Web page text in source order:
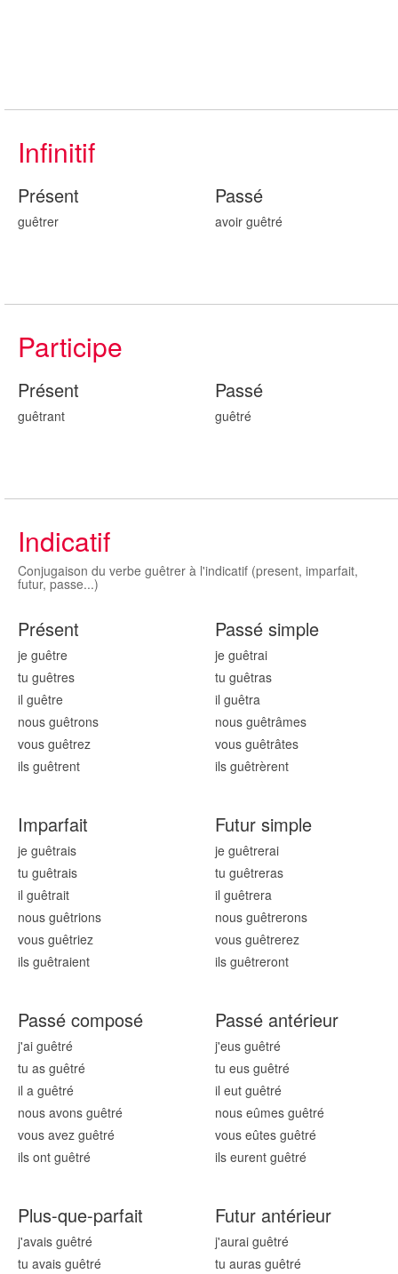
Infinitif
Présent
guêtrer
Passé
avoir guêtré
Participe
Présent
guêtrant
Passé
guêtré
Indicatif
Conjugaison du verbe guêtrer à l'indicatif (present, imparfait,
futur, passe...)
Présent
je guêtre
tu guêtres
il guêtre
nous guêtrons
vous guêtrez
ils guêtrent
Passé simple
je guêtrai
tu guêtras
il guêtra
nous guêtrâmes
vous guêtrâtes
ils guêtrèrent
Imparfait
je guêtrais
tu guêtrais
il guêtrait
nous guêtrions
vous guêtriez
ils guêtraient
Futur simple
je guêtrerai
tu guêtreras
il guêtrera
nous guêtrerons
vous guêtrerez
ils guêtreront
Passé composé
j'ai guêtré
tu as guêtré
il a guêtré
nous avons guêtré
vous avez guêtré
ils ont guêtré
Passé antérieur
j'eus guêtré
tu eus guêtré
il eut guêtré
nous eûmes guêtré
vous eûtes guêtré
ils eurent guêtré
Plus-que-parfait
j'avais guêtré
tu avais guêtré
Futur antérieur
j'aurai guêtré
tu auras guêtré